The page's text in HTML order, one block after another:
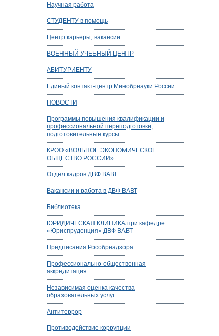
Научная работа
СТУДЕНТУ в помощь
Центр карьеры, вакансии
ВОЕННЫЙ УЧЕБНЫЙ ЦЕНТР
АБИТУРИЕНТУ
Единый контакт-центр Минобрнауки России
НОВОСТИ
Программы повышения квалификации и
профессиональной переподготовки,
подготовительные курсы
КРОО «ВОЛЬНОЕ ЭКОНОМИЧЕСКОЕ
ОБЩЕСТВО РОССИИ»
Отдел кадров ДВФ ВАВТ
Вакансии и работа в ДВФ ВАВТ
Библиотека
ЮРИДИЧЕСКАЯ КЛИНИКА при кафедре
«Юриспруденция» ДВФ ВАВТ
Предписания Рособрнадзора
Профессионально-общественная
аккредитация
Независимая оценка качества
образовательных услуг
Антитеррор
Противодействие коррупции